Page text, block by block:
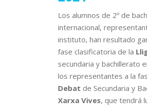
Los alumnos de 2º de
internacional,
instituto, han resultado
fase clasificatoria de la
secundaria y bachillerato
los representantes a la
Debat de Secundaria y
Xarxa Vives, que tendrá